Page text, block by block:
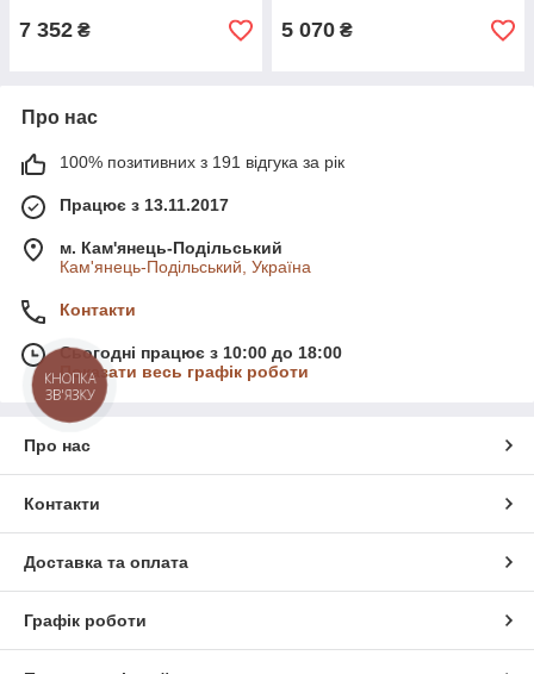
7 352 ₴ 5 070 ₴
Про нас
100% позитивних з 191 відгука за рік
Працює з 13.11.2017
м. Кам'янець-Подільський
Кам'янець-Подільський, Україна
Контакти
Сьогодні працює з 10:00 до 18:00
Показати весь графік роботи
Про нас
Контакти
Доставка та оплата
Графік роботи
КНОПКА
ЗВ'ЯЗКУ